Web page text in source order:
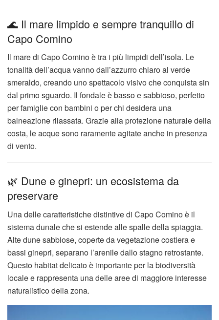
🌊 Il mare limpido e sempre tranquillo di
Capo Comino
Il mare di Capo Comino è tra i più limpidi dell’isola. Le
tonalità dell’acqua vanno dall’azzurro chiaro al verde
smeraldo, creando uno spettacolo visivo che conquista sin
dal primo sguardo. Il fondale è basso e sabbioso, perfetto
per famiglie con bambini o per chi desidera una
balneazione rilassata. Grazie alla protezione naturale della
costa, le acque sono raramente agitate anche in presenza
di vento.
🌿 Dune e ginepri: un ecosistema da
preservare
Una delle caratteristiche distintive di Capo Comino è il
sistema dunale che si estende alle spalle della spiaggia.
Alte dune sabbiose, coperte da vegetazione costiera e
bassi ginepri, separano l’arenile dallo stagno retrostante.
Questo habitat delicato è importante per la biodiversità
locale e rappresenta una delle aree di maggiore interesse
naturalistico della zona.